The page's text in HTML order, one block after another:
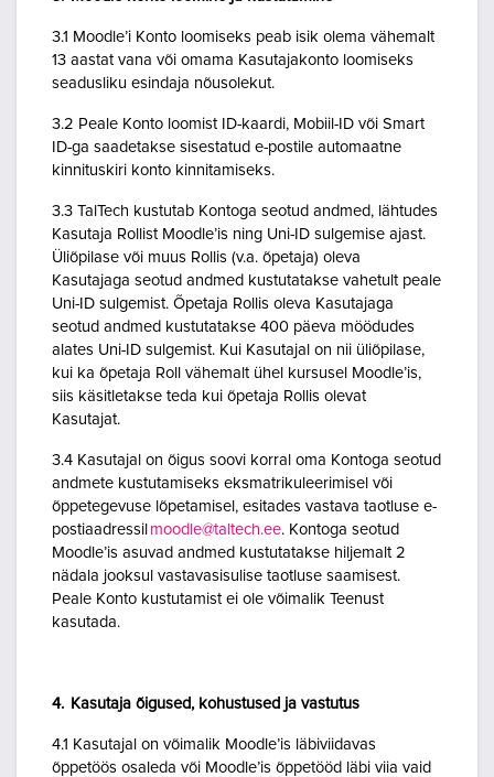
3.1 Moodle’i Konto loomiseks peab isik olema vähemalt
13 aastat vana või omama Kasutajakonto loomiseks
seadusliku esindaja nõusolekut.
3.2 Peale Konto loomist ID-kaardi, Mobiil-ID või Smart
ID-ga saadetakse sisestatud e-postile automaatne
kinnituskiri konto kinnitamiseks.
3.3 TalTech kustutab Kontoga seotud andmed, lähtudes
Kasutaja Rollist Moodle’is ning Uni-ID sulgemise ajast.
Üliõpilase või muus Rollis (v.a. õpetaja) oleva
Kasutajaga seotud andmed kustutatakse vahetult peale
Uni-ID sulgemist. Õpetaja Rollis oleva Kasutajaga
seotud andmed kustutatakse 400 päeva möödudes
alates Uni-ID sulgemist. Kui Kasutajal on nii üliõpilase,
kui ka õpetaja Roll vähemalt ühel kursusel Moodle’is,
siis käsitletakse teda kui õpetaja Rollis olevat
Kasutajat.
3.4 Kasutajal on õigus soovi korral oma Kontoga seotud
andmete kustutamiseks eksmatrikuleerimisel või
õppetegevuse lõpetamisel, esitades vastava taotluse e-
postiaadressil moodle@taltech.ee. Kontoga seotud
Moodle’is asuvad andmed kustutatakse hiljemalt 2
nädala jooksul vastavasisulise taotluse saamisest.
Peale Konto kustutamist ei ole võimalik Teenust
kasutada.
4. Kasutaja õigused, kohustused ja vastutus
4.1 Kasutajal on võimalik Moodle’is läbiviidavas
õppetöös osaleda või Moodle’is õppetööd läbi viia vaid